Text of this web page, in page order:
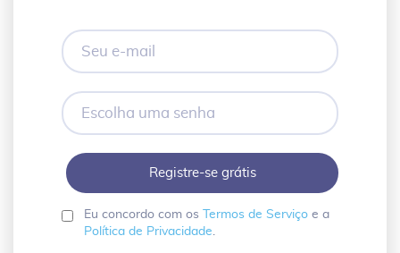
Seu
e-
mail
Escolha
uma
senha
Eu concordo com os Termos de Serviçoe a
Política de Privacidade